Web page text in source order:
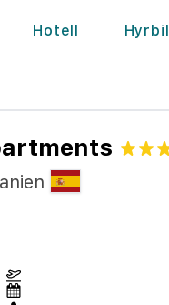
Hotell Hyrbil